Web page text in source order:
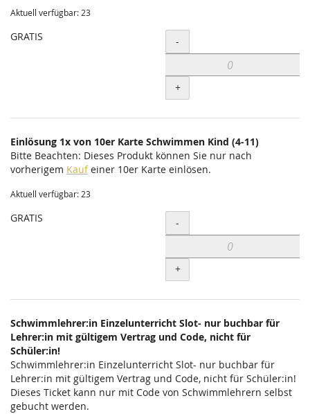
Aktuell verfügbar: 23
GRATIS Menge
-
+
Einlösung 1x von 10er Karte Schwimmen Kind (4-11)
Bitte Beachten: Dieses Produkt können Sie nur nach
vorherigem Kaufeiner 10er Karte einlösen.
Aktuell verfügbar: 23
GRATIS Menge
-
+
Schwimmlehrer:in Einzelunterricht Slot- nur buchbar für
Lehrer:in mit gültigem Vertrag und Code, nicht für
Schüler:in!
Schwimmlehrer:in Einzelunterricht Slot- nur buchbar für
Lehrer:in mit gültigem Vertrag und Code, nicht für Schüler:in!
Dieses Ticket kann nur mit Code von Schwimmlehrern selbst
gebucht werden.